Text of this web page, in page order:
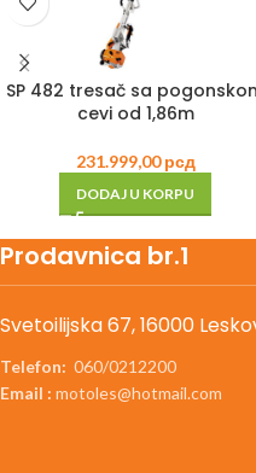
SP 482 tresač sa
cevi od 1,86m
231.999,00рсд
DODAJ U KORPU
Prodavnica br.1
Svetoilijska 67, 16000
Telefon: 060/0212200
Email : motoles@hotmail.com